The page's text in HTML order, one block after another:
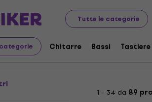
Tutte le categorie
Chitarre Bassi Tastiere
Chitarre Corde per chitarra
per Chitarra
1 - 34 da 89